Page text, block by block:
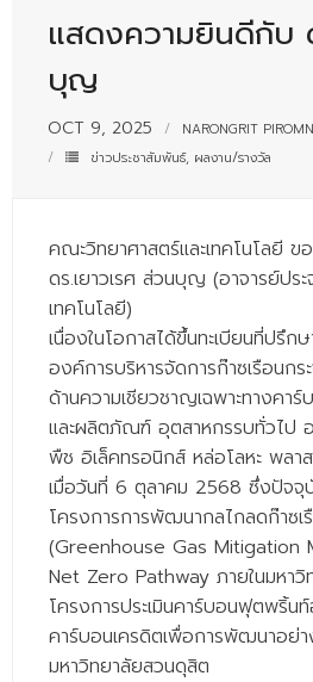
- - สำนักงานคณะวิทยาศาสตร์และเทคโนโลยี
หลักสูตร
- - วิทยาการคอมพิวเตอร์
- - วิทยาศาสตร์เครื่องสำอาง
- - อาชีวอนามัยและความปลอดภัย
- - อนามัยสิ่งแวดล้อมและสาธารณภัย
- - วิทยาศาสตร์การแพทย์
- - ความมั่นคงปลอดภัยไซเบอร์
- - อุตสาหกรรมชีวภาพเพื่อธุรกิจ
- ศึกษาศาสตรบัณฑิต
- - วิทยาศาสตร์ทั่วไป
แสดงความยินดีกับ
บุญ
OCT 9, 2025
NARONGRIT
ข่าวประชาสัมพันธ์, ผลงาน/รางวัล
คณะวิทยาศาสตร์และเทคโนโลยี
ดร.เยาวเรศ ส่วนบุญ (อาจารย์ปร
เทคโนโลยี)
เนื่องในโอกาสได้ขึ้นทะเบียนที่ปรึก
องค์การบริหารจัดการก๊าซเรือนก
ด้านความเชียวชาญเฉพาะทางคา
และผลิตภัณฑ์ อุตสาหกรรบทั่วไป อ
พืช อิเล็คทรอนิกส์ หล่อโลหะ พล
เมื่อวันที่ 6 ตุลาคม 2568 ซึ่งปัจจุ
โครงการการพัฒนากลไกลดก๊าซเ
(Greenhouse Gas Mitigation
Net Zero Pathway ภายในมหาวิ
โครงการประเมินคาร์บอนฟุตพริ้น
คาร์บอนเครดิตเพื่อการพัฒนาอย่
มหาวิทยาลัยสวนดุสิต